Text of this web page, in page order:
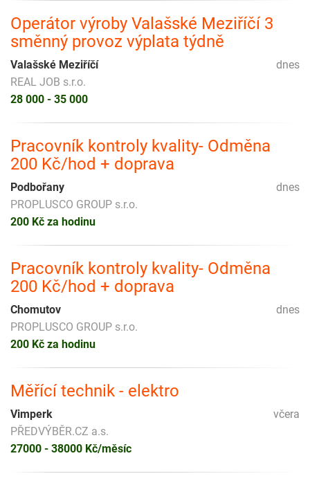
Operátor výroby Valašské Meziříčí 3
směnný provoz výplata týdně
dnes
Valašské Meziříčí
REAL JOB s.r.o.
28 000 - 35 000
Pracovník kontroly kvality- Odměna
200 Kč/hod + doprava
dnes
Podbořany
PROPLUSCO GROUP s.r.o.
200 Kč za hodinu
Pracovník kontroly kvality- Odměna
200 Kč/hod + doprava
dnes
Chomutov
PROPLUSCO GROUP s.r.o.
200 Kč za hodinu
Měřící technik - elektro
včera
Vimperk
PŘEDVÝBĚR.CZ a.s.
27000 - 38000 Kč/měsíc